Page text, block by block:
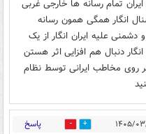
تمام رسانه ها خارجی غربی
انگار همگی همون رسانه
علیه ایران انگار از یک
دنبال هم افزایی اثر هستن
روی مخاطب ایرانی توسط نظام
0 پاسخ